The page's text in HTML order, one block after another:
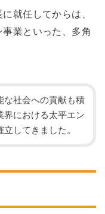
就任してからは、
業といった、多角
な社会への貢献も積
界における太平エン
してきました。